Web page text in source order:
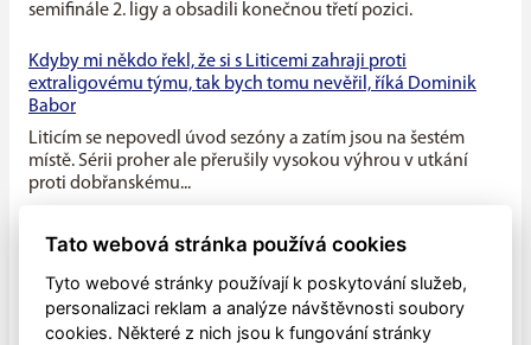
semifinále 2. ligy a obsadili konečnou třetí pozici.
Kdyby mi někdo řekl, že si s Liticemi zahraji proti
extraligovému týmu, tak bych tomu nevěřil, říká Dominik
Babor
Liticím se nepovedl úvod sezóny a zatím jsou na šestém
místě. Sérii proher ale přerušily vysokou výhrou v utkání
proti dobřanskému...
Máme v týmu ideální kombinaci dravého mládí a zkušenosti
starších hráčů, říká kapitán Litic Zdeněk Slanec
Litice v minulé sezóně soupeřily o první místo v základní
části, nakonec se umístily na druhé pozici, po play off jim
patřila...
Tato webová stránka používá cookies
Tyto webové stránky používají k poskytování služeb,
personalizaci reklam a analýze návštěvnosti soubory
cookies. Některé z nich jsou k fungování stránky